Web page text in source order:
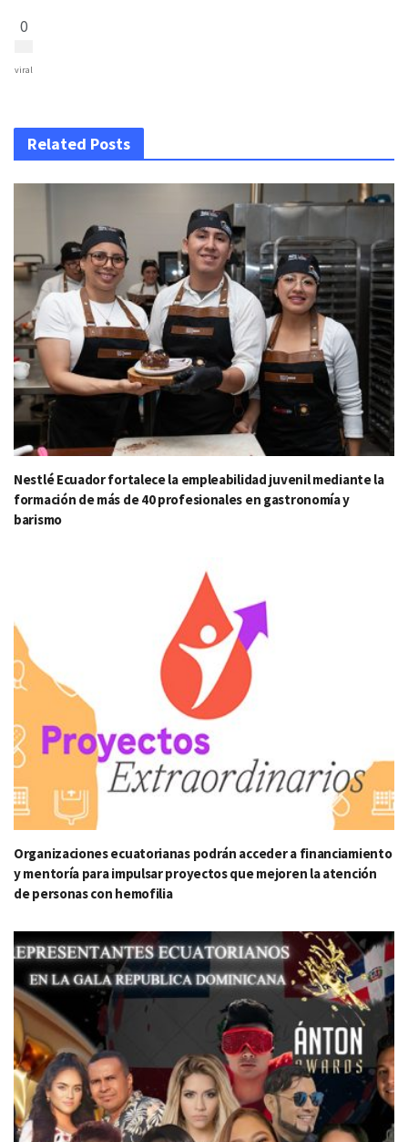
0
viral
Related Posts
Nestlé Ecuador fortalece la empleabilidad juvenil mediante la
formación de más de 40 profesionales en gastronomía y
barismo
Organizaciones ecuatorianas podrán acceder a financiamiento
y mentoría para impulsar proyectos que mejoren la atención
de personas con hemofilia